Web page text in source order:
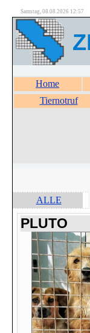
Samstag, 08.08.2026 12:57
Home
Tiernotruf
ALLE
PLUTO